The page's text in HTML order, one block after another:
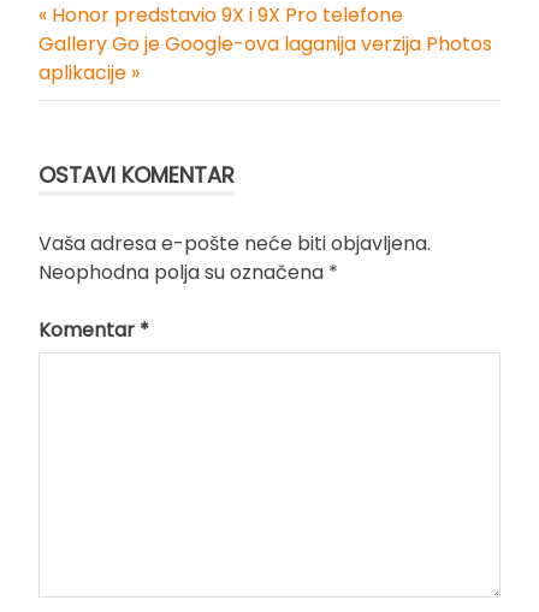
Kretanje
članka
« Honor predstavio 9X i 9X Pro telefone
Gallery Go je Google-ova laganija verzija Photos
aplikacije »
OSTAVI KOMENTAR
Vaša adresa e-pošte neće biti objavljena.
Neophodna polja su označena *
Komentar *